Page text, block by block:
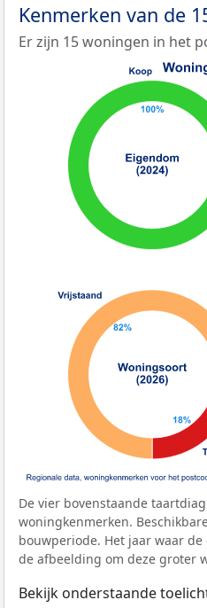
Kenmerken van de
Er zijn 15 woningen in het
De vier bovenstaande
woningkenmerken.
bouwperiode. Het jaar waar
de afbeelding om deze groter
Bekijk onderstaande